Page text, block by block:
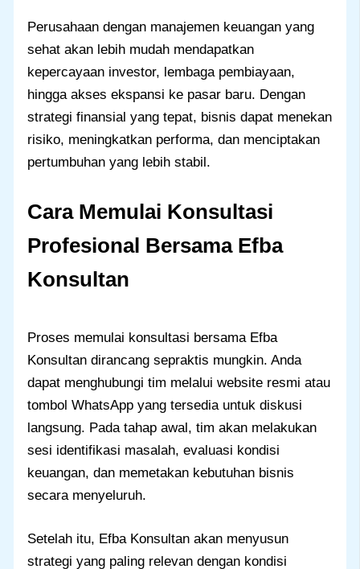
Perusahaan dengan manajemen keuangan yang
sehat akan lebih mudah mendapatkan
kepercayaan investor, lembaga pembiayaan,
hingga akses ekspansi ke pasar baru. Dengan
strategi finansial yang tepat, bisnis dapat menekan
risiko, meningkatkan performa, dan menciptakan
pertumbuhan yang lebih stabil.
Cara Memulai Konsultasi
Profesional Bersama Efba
Konsultan
Proses memulai konsultasi bersama Efba
Konsultan dirancang sepraktis mungkin. Anda
dapat menghubungi tim melalui website resmi atau
tombol WhatsApp yang tersedia untuk diskusi
langsung. Pada tahap awal, tim akan melakukan
sesi identifikasi masalah, evaluasi kondisi
keuangan, dan memetakan kebutuhan bisnis
secara menyeluruh.
Setelah itu, Efba Konsultan akan menyusun
strategi yang paling relevan dengan kondisi